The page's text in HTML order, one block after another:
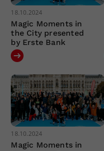
18.10.2024
Magic Moments in
the City presented
by Erste Bank
18.10.2024
Magic Moments in